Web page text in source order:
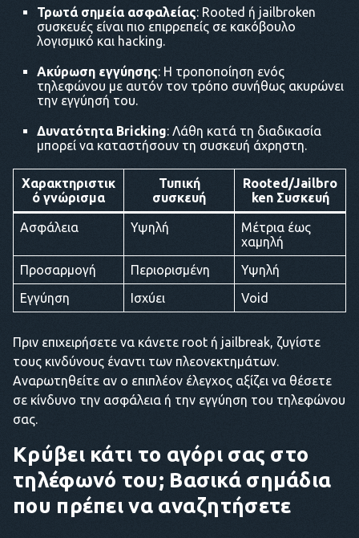
Τρωτά σημεία ασφαλείας: Rooted ή jailbroken
συσκευές είναι πιο επιρρεπείς σε κακόβουλο
λογισμικό και hacking.
Ακύρωση εγγύησης: Η τροποποίηση ενός
τηλεφώνου με αυτόν τον τρόπο συνήθως ακυρώνει
την εγγύησή του.
Δυνατότητα Bricking: Λάθη κατά τη διαδικασία
μπορεί να καταστήσουν τη συσκευή άχρηστη.
Χαρακτηριστικ
ό γνώρισμα
Τυπική
συσκευή
Rooted/Jailbro
ken Συσκευή
Ασφάλεια Υψηλή
Μέτρια έως
χαμηλή
Προσαρμογή
Περιορισμένη
Υψηλή
Εγγύηση
Ισχύει Void
Πριν επιχειρήσετε να κάνετε root ή jailbreak, ζυγίστε
τους κινδύνους έναντι των πλεονεκτημάτων.
Αναρωτηθείτε αν ο επιπλέον έλεγχος αξίζει να θέσετε
σε κίνδυνο την ασφάλεια ή την εγγύηση του τηλεφώνου
σας.
Κρύβει κάτι το αγόρι σας στο
τηλέφωνό του; Βασικά σημάδια
που πρέπει να αναζητήσετε